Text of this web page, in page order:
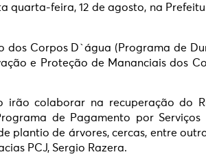
quarta-feira, 12 de agosto, na
Corpos D`água (Programa de
e Proteção de Mananciais dos
irão colaborar na recuperação
de Pagamento por
plantio de árvores, cercas, entre
PCJ, Sergio Razera.